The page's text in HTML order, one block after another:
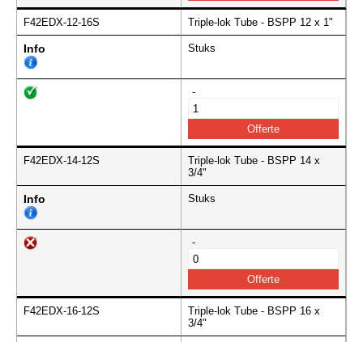
F42EDX-12-16S Triple-lok Tube - BSPP 12 x 1"
Info Stuks
-
F42EDX-14-12S
Triple-lok Tube - BSPP 14 x
3/4"
Info Stuks
-
F42EDX-16-12S
Triple-lok Tube - BSPP 16 x
3/4"